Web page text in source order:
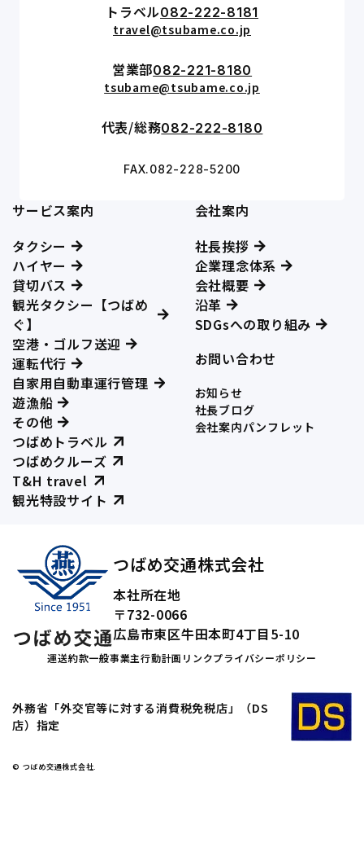
トラベル082-222-8181
travel@tsubame.co.jp
営業部082-221-8180
tsubame@tsubame.co.jp
代表/総務082-222-8180
FAX.082-228-5200
サービス案内
タクシー
ハイヤー
貸切バス
観光タクシー【つばめ
ぐ】
空港・ゴルフ送迎
運転代行
自家用自動車運行管理
遊漁船
その他
つばめトラベル
つばめクルーズ
T&H travel
観光特設サイト
会社案内
社長挨拶
企業理念体系
会社概要
沿革
SDGsへの取り組み
お問い合わせ
お知らせ
社長ブログ
会社案内パンフレット
つばめ交通株式会社
本社所在地
〒732-0066
広島市東区牛田本町4丁目5-10
運送約款一般事業主行動計画 リンクプライバシーポリシー
外務省「外交官等に対する消費税免税店」（DS
店）指定
© つばめ交通株式会社.